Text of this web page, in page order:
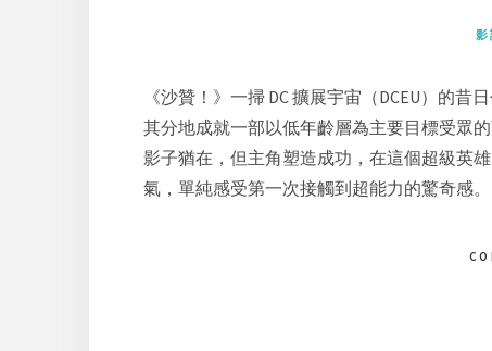
影
《沙贊！》一掃 DC 擴展宇宙（DCEU）的
其分地成就一部以低年齡層為主要目標受眾
影子猶在，但主角塑造成功，在這個超級英
氣，單純感受第一次接觸到超能力的驚奇感。